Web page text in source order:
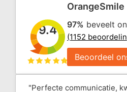
9.4
OrangeSmile
97% beveelt
(1152
Beoordeel
"Perfecte communicatie,